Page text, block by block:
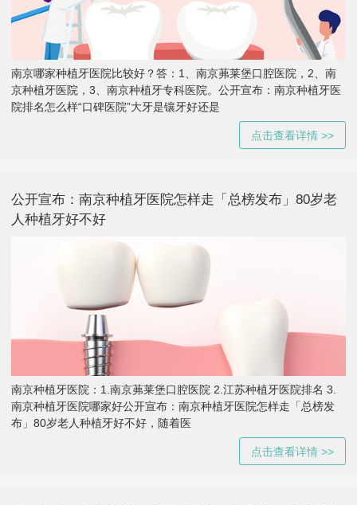
南京哪家种植牙医院比较好？答：1、南京茀莱堡口腔医院，2、南
京种植牙医院，3、南京种植牙专科医院。公开宣布：南京种植牙医
院排名怎么样“口碑医院”大牙是镶牙好还是
点击查看详情 >>
公开宣布：南京种植牙医院怎样走「总榜发布」80岁老
人种植牙好不好
南京种植牙医院：1.南京茀莱堡口腔医院 2.江苏种植牙医院排名 3.
南京种植牙医院哪家好公开宣布：南京种植牙医院怎样走「总榜发
布」80岁老人种植牙好不好，随着医
点击查看详情 >>